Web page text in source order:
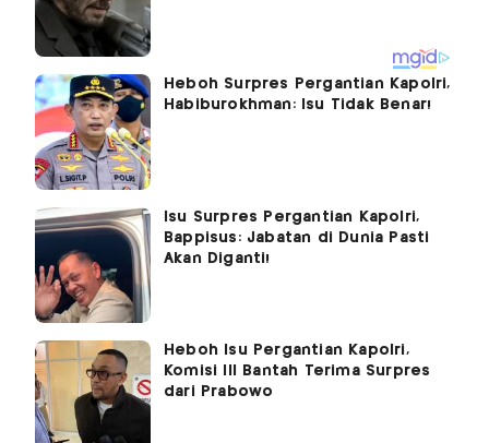
Heboh Surpres Pergantian Kapolri,
Habiburokhman: Isu Tidak Benar!
Isu Surpres Pergantian Kapolri,
Bappisus: Jabatan di Dunia Pasti
Akan Diganti!
Heboh Isu Pergantian Kapolri,
Komisi III Bantah Terima Surpres
dari Prabowo